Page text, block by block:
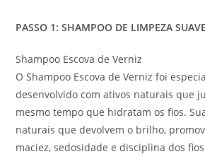
PASSO 1: SHAMPOO DE LIMPEZA SUAVE
Shampoo Escova de Verniz
O Shampoo Escova de Verniz foi
desenvolvido com ativos naturais que
mesmo tempo que hidratam os fios.
naturais que devolvem o brilho,
maciez, sedosidade e disciplina dos